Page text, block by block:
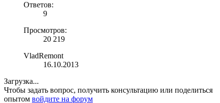
Ответов:
9
Просмотров:
20 219
VladRemont
16.10.2013
Загрузка...
Чтобы задать вопрос, получить консультацию или поделиться
опытом войдите на форум